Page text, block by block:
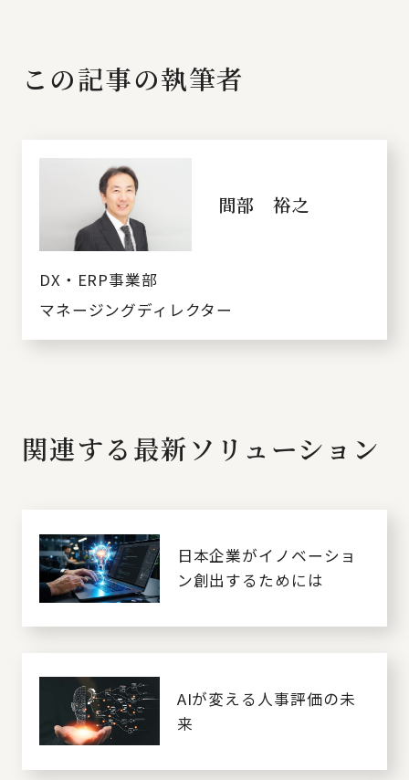
この記事の執筆者
間部 裕之
DX・ERP事業部
マネージングディレクター
関連する最新ソリューション
日本企業がイノベーショ
ン創出するためには
AIが変える人事評価の未
来